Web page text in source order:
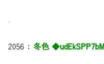
2056 ： 冬色 ◆udEkSPP7bM